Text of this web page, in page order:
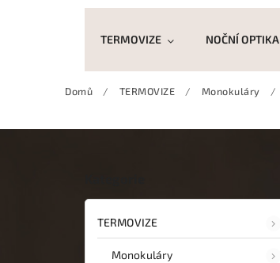
TERMOVIZE NOČNÍ OPTIKA
Domů / TERMOVIZE / Monokuláry /
TERMOVIZE
Monokuláry